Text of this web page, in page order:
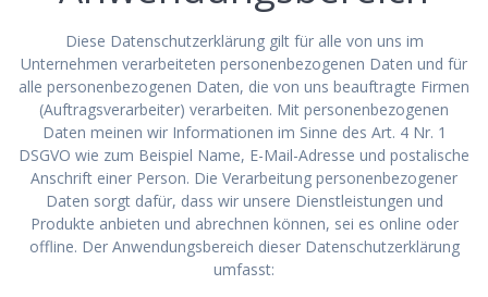
Diese Datenschutzerklärung gilt für alle von uns im
Unternehmen verarbeiteten personenbezogenen Daten und für
alle personenbezogenen Daten, die von uns beauftragte Firmen
(Auftragsverarbeiter) verarbeiten. Mit personenbezogenen
Daten meinen wir Informationen im Sinne des Art. 4 Nr. 1
DSGVO wie zum Beispiel Name, E-Mail-Adresse und postalische
Anschrift einer Person. Die Verarbeitung personenbezogener
Daten sorgt dafür, dass wir unsere Dienstleistungen und
Produkte anbieten und abrechnen können, sei es online oder
offline. Der Anwendungsbereich dieser Datenschutzerklärung
umfasst: